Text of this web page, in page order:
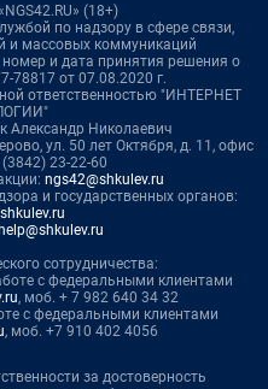
(18+)
по надзору в сфере связи,
и массовых коммуникаций
и дата принятия решения о
78817 от 07.08.2020 г.
ответственностью "ИНТЕРНЕТ
Александр Николаевич
ул. 50 лет Октября, д. 11, офис
23-22-60
ngs42@shkulev.ru
и государственных органов:
сотрудничества:
с федеральными клиентами
, моб. + 7 982 640 34 32
с федеральными клиентами
, моб. +7 910 402 4056
за достоверность